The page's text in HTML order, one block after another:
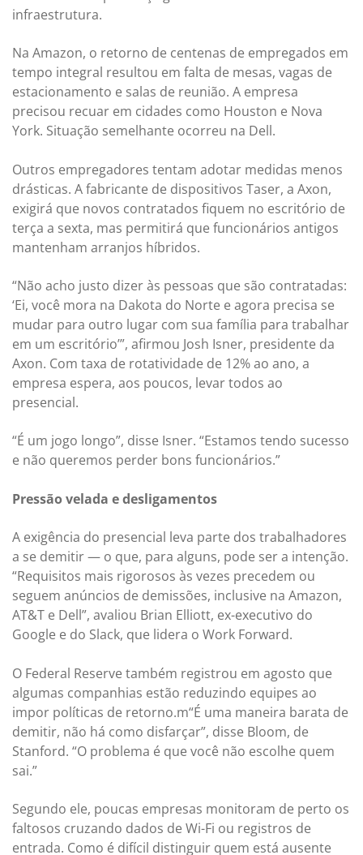
infraestrutura.
Na Amazon, o retorno de centenas de empregados em
tempo integral resultou em falta de mesas, vagas de
estacionamento e salas de reunião. A empresa
precisou recuar em cidades como Houston e Nova
York. Situação semelhante ocorreu na Dell.
Outros empregadores tentam adotar medidas menos
drásticas. A fabricante de dispositivos Taser, a Axon,
exigirá que novos contratados fiquem no escritório de
terça a sexta, mas permitirá que funcionários antigos
mantenham arranjos híbridos.
“Não acho justo dizer às pessoas que são contratadas:
‘Ei, você mora na Dakota do Norte e agora precisa se
mudar para outro lugar com sua família para trabalhar
em um escritório’”, afirmou Josh Isner, presidente da
Axon. Com taxa de rotatividade de 12% ao ano, a
empresa espera, aos poucos, levar todos ao
presencial.
“É um jogo longo”, disse Isner. “Estamos tendo sucesso
e não queremos perder bons funcionários.”
Pressão velada e desligamentos
A exigência do presencial leva parte dos trabalhadores
a se demitir — o que, para alguns, pode ser a intenção.
“Requisitos mais rigorosos às vezes precedem ou
seguem anúncios de demissões, inclusive na Amazon,
AT&T e Dell”, avaliou Brian Elliott, ex-executivo do
Google e do Slack, que lidera o Work Forward.
O Federal Reserve também registrou em agosto que
algumas companhias estão reduzindo equipes ao
impor políticas de retorno.m“É uma maneira barata de
demitir, não há como disfarçar”, disse Bloom, de
Stanford. “O problema é que você não escolhe quem
sai.”
Segundo ele, poucas empresas monitoram de perto os
faltosos cruzando dados de Wi-Fi ou registros de
entrada. Como é difícil distinguir quem está ausente